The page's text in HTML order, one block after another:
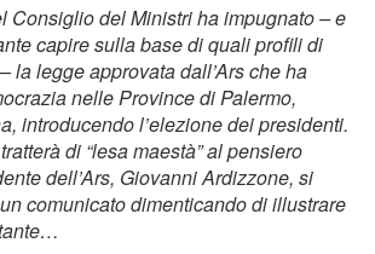
Consiglio del Ministri ha impugnato – e
capire sulla base di quali profili di
la legge approvata dall’Ars che ha
nelle Province di Palermo,
introducendo l’elezione dei presidenti.
di “lesa maestà” al pensiero
dell’Ars, Giovanni Ardizzone, si
un comunicato dimenticando di illustrare